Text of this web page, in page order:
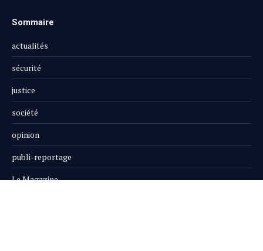
Sommaire
actualités
sécurité
justice
société
opinion
publi-reportage
Le Magazine